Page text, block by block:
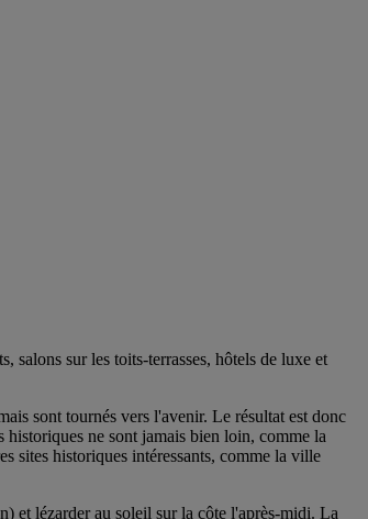
salons sur les toits-terrasses, hôtels de luxe et
sont tournés vers l'avenir. Le résultat est donc
historiques ne sont jamais bien loin, comme la
sites historiques intéressants, comme la ville
et lézarder au soleil sur la côte l'après-midi. La